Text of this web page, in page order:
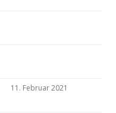
11. Februar 2021